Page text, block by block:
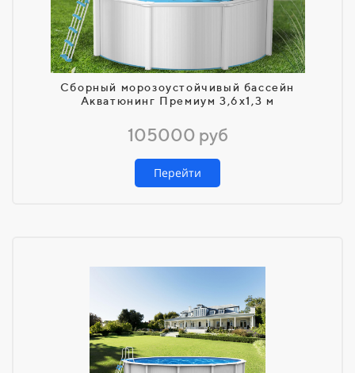
Сборный морозоустойчивый бассейн
Акватюнинг Премиум 3,6х1,3 м
105000 руб
Перейти